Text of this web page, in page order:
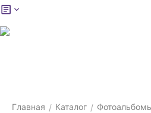
Главная / Каталог /